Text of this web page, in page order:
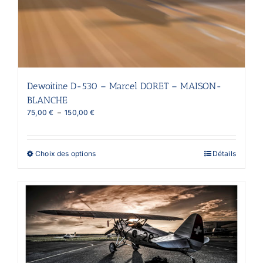
Dewoitine D-530 – Marcel DORET – MAISON-
BLANCHE
75,00€ – 150,00€Plage
à
Choix des optionsCe
plusieurs
variations.
Les
options
peuvent
être
choisies
sur
Détails